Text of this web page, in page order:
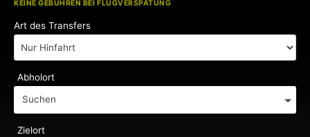
KOSTENLOSE KINDERSITZE
KEINE GEBÜHREN BEI FLUGVERSPÄTUNG
Art des Transfers
Abholort
Suchen
Zielort